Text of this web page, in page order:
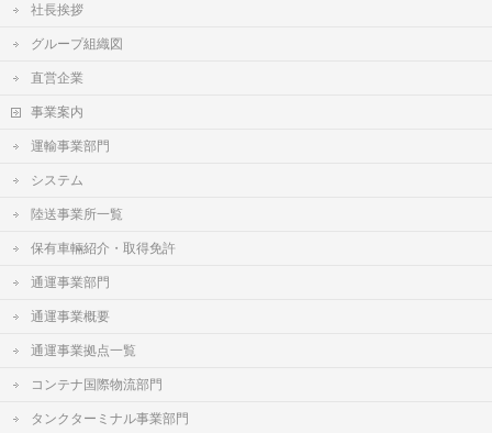
社長挨拶
グループ組織図
直営企業
事業案内
運輸事業部門
システム
陸送事業所一覧
保有車輛紹介・取得免許
通運事業部門
通運事業概要
通運事業拠点一覧
コンテナ国際物流部門
タンクターミナル事業部門